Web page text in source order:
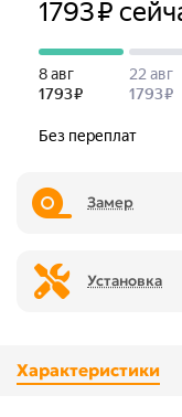
Замер
Установка
Характеристики